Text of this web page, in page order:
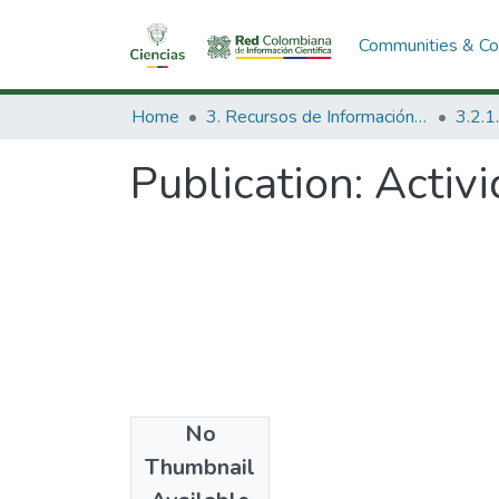
Communities &
Home 3. Recursos de Información Científica y Tecnológica
Publication:
No
Thumbnail
1987